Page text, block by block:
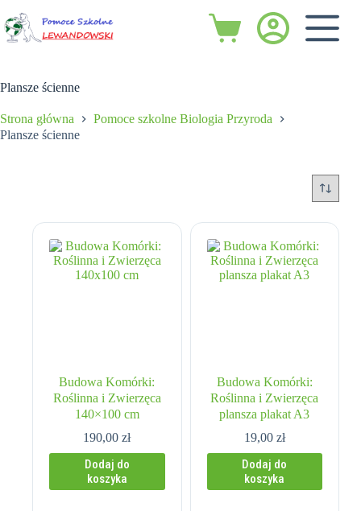
do
treści
Koszyk
Plansze ścienne
Strona główna
Pomoce szkolne Biologia Przyroda
Plansze ścienne
Budowa Komórki:
Roślinna i Zwierzęca
140×100 cm
190,00zł
Dodaj do
koszyka
Budowa Komórki:
Roślinna i Zwierzęca
plansza plakat A3
19,00 zł
Dodaj do
koszyka